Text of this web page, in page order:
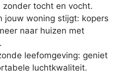
zonder tocht en vocht.
jouw woning stijgt: kopers
naar huizen met
leefomgeving: geniet
luchtkwaliteit.